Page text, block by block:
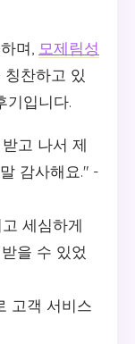
며,
모제림성
찬하고 있
기입니다.
고 나서 제
감사해요." -
세심하게
을 수 있었
고객 서비스